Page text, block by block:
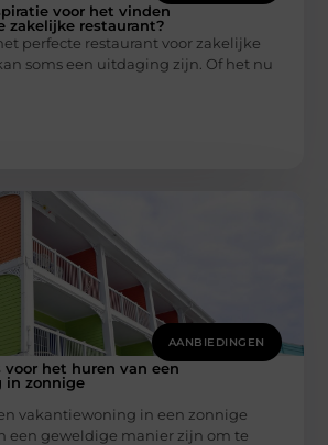
voor het vinden
zakelijke restaurant?
perfecte restaurant voor zakelijke
soms een uitdaging zijn. Of het nu
AANBIEDINGEN
het huren van een
in zonnige
vakantiewoning in een zonnige
een geweldige manier zijn om te